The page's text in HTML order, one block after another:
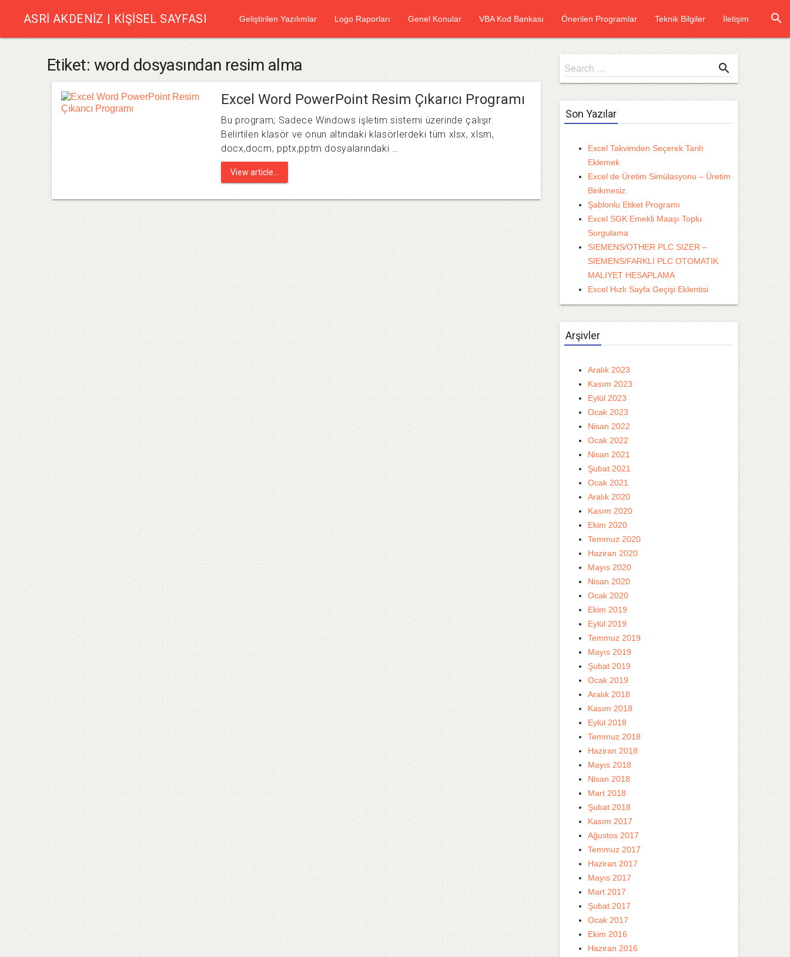
ASRI AKDENIZ | KIŞISEL SAYFASI Geliştirilen Yazılımlar Logo Raporları Genel Konular VBA Kod Bankası Önerilen Programlar Teknik Bilgiler İletişim search
Etiket: word dosyasından resim alma
Excel Word PowerPoint Resim Çıkarıcı Programı
Bu program; Sadece Windows işletim sistemi üzerinde çalışır.
Belirtilen klasör ve onun altındaki klasörlerdeki tüm xlsx, xlsm,
docx,docm, pptx,pptm dosyalarındaki …
View article...
Search
for
Search … search
Son Yazılar
Excel Takvimden Seçerek Tarih
Eklemek
Excel de Üretim Simülasyonu – Üretim
Birikmesiz.
Şablonlu Etiket Programı
Excel SGK Emekli Maaşı Toplu
Sorgulama
SIEMENS/OTHER PLC SIZER –
SIEMENS/FARKLI PLC OTOMATIK
MALIYET HESAPLAMA
Excel Hızlı Sayfa Geçişi Eklentisi
Arşivler
Aralık 2023
Kasım 2023
Eylül 2023
Ocak 2023
Nisan 2022
Ocak 2022
Nisan 2021
Şubat 2021
Ocak 2021
Aralık 2020
Kasım 2020
Ekim 2020
Temmuz 2020
Haziran 2020
Mayıs 2020
Nisan 2020
Ocak 2020
Ekim 2019
Eylül 2019
Temmuz 2019
Mayıs 2019
Şubat 2019
Ocak 2019
Aralık 2018
Kasım 2018
Eylül 2018
Temmuz 2018
Haziran 2018
Mayıs 2018
Nisan 2018
Mart 2018
Şubat 2018
Kasım 2017
Ağustos 2017
Temmuz 2017
Haziran 2017
Mayıs 2017
Mart 2017
Şubat 2017
Ocak 2017
Ekim 2016
Haziran 2016